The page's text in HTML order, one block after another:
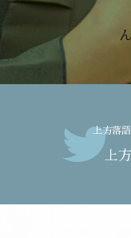
上方落
上